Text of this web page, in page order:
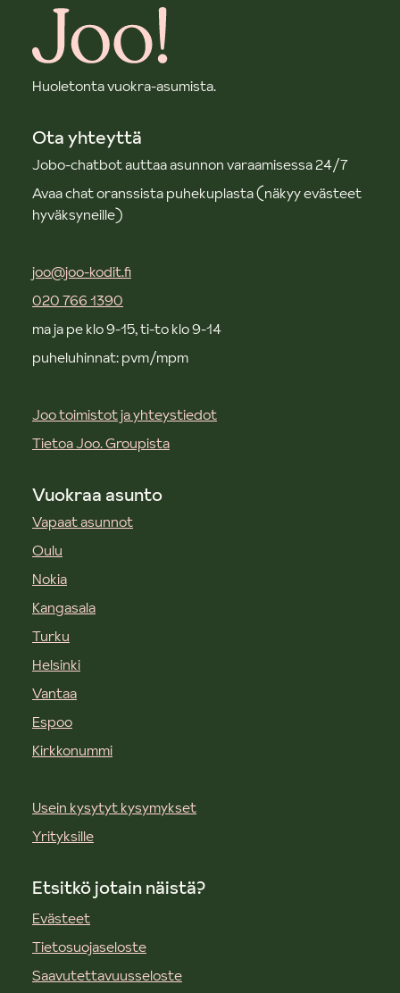
Huoletonta vuokra-asumista.
Ota yhteyttä
Jobo-chatbot auttaa asunnon varaamisessa 24/7
Avaa chat oranssista puhekuplasta (näkyy evästeet
hyväksyneille)
joo@joo-kodit.fi
020 766 1390
ma ja pe klo 9-15, ti-to klo 9-14
puheluhinnat: pvm/mpm
Joo toimistot ja yhteystiedot
Tietoa Joo. Groupista
Vuokraa asunto
Vapaat asunnot
Oulu
Nokia
Kangasala
Turku
Helsinki
Vantaa
Espoo
Kirkkonummi
Usein kysytyt kysymykset
Yrityksille
Etsitkö jotain näistä?
Evästeet
Tietosuojaseloste
Saavutettavuusseloste